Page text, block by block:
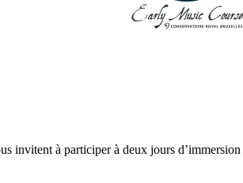
invitent à participer à deux jours d’immersion